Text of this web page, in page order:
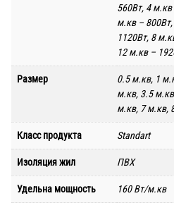
560Вт, 4
м.кв –
1120Вт, 8
12 м.кв –
Размер
0.5 м.кв, 1
м.кв, 3.5
м.кв, 7 м.кв,
Класс продукта Standart
Изоляция жил ПВХ
Удельна мощность 160 Вт/м.кв